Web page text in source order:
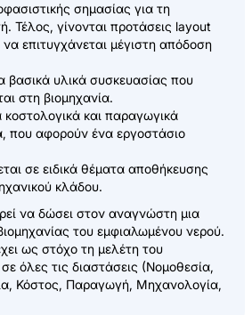
σημασίας για τη
Τέλος, γίνονται προτάσεις layout
επιτυγχάνεται μέγιστη απόδοση
βασικά υλικά συσκευασίας που
στη βιομηχανία.
κοστολογικά και παραγωγικά
που αφορούν ένα εργοστάσιο
σε ειδικά θέματα αποθήκευσης
κλάδου.
να δώσει στον αναγνώστη μια
του εμφιαλωμένου νερού.
ως στόχο τη μελέτη του
όλες τις διαστάσεις (Νομοθεσία,
Κόστος, Παραγωγή, Μηχανολογία,